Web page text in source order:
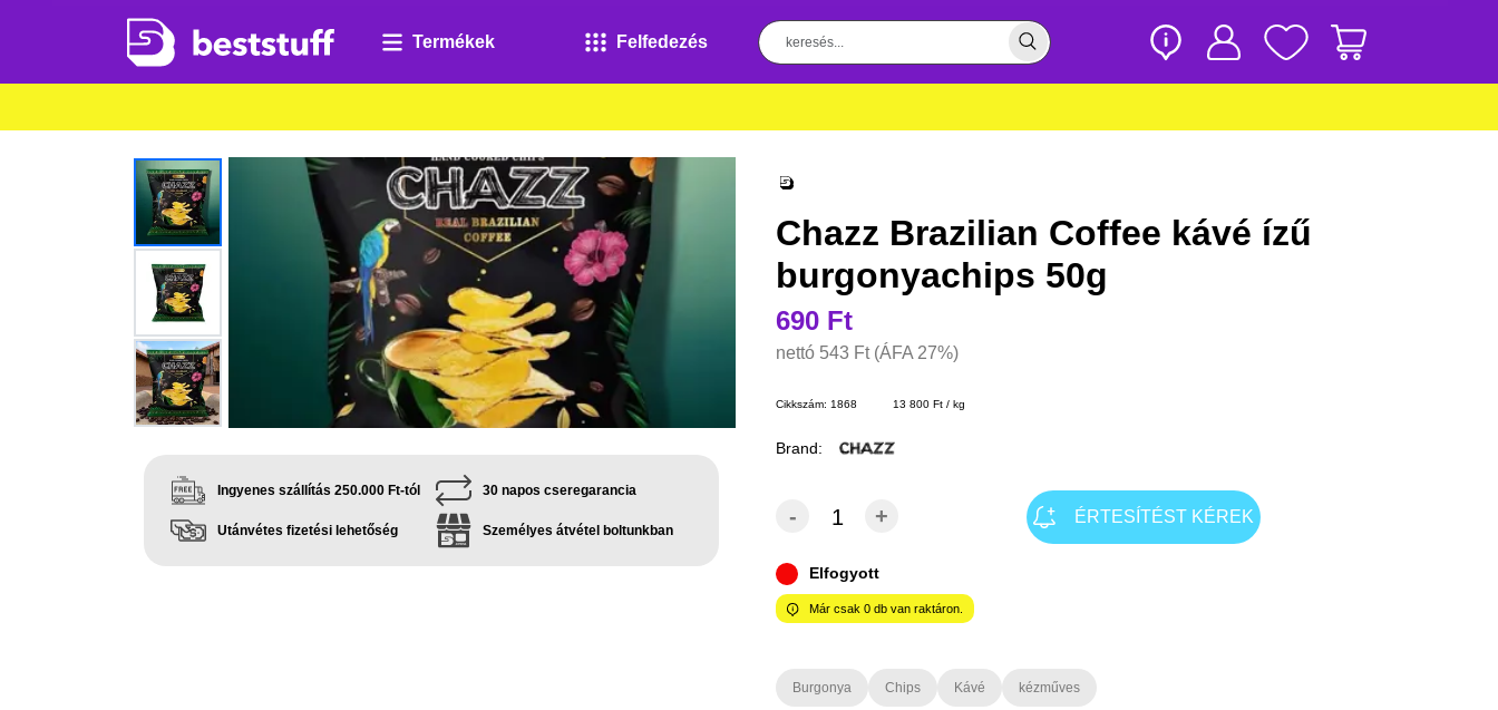
Termékek Felfedezés
Ingyenes szállítás 250.000 Ft-tól
Utánvétes fizetési lehetőség
30 napos cseregarancia
Személyes átvétel boltunkban
Chazz Brazilian Coffee kávé ízű
burgonyachips 50g
690 Ft
nettó 543 Ft (ÁFA 27%)
Cikkszám: 1868 13 800 Ft / kg
Brand:
- + ÉRTESÍTÉST KÉREK
Elfogyott
Már csak 0 db van raktáron.
Burgonya Chips Kávé kézműves